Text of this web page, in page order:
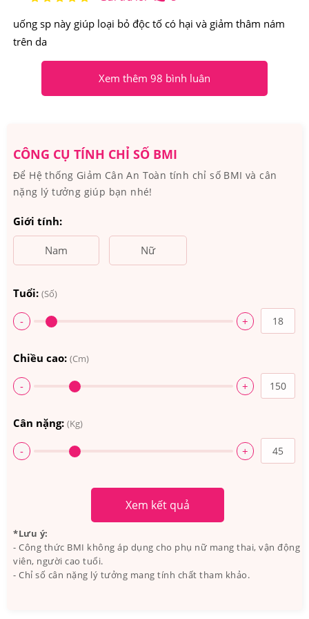
Quy cách: 500 viên nang/hộp
Thành phần chủ yếu của Kirkland Signature Vitamin
chính: Vitamin E 400 IU, ngoài ra còn chứa: dl-Alpha
Tocopheryl Acetate, Gelatin, Glycerin, dầu đậu nành.
chất bảo quản.
Kirkland Signature Vitamin E 400 IU chứa hàm lượng
vitamin cao có tác dụng ưu việt
uống sp này giúp loại bỏ độc tố có hại và giảm thâm nám
trên da
Xem thêm 98 bình luân
CÔNG CỤ TÍNH CHỈ SỐ BMI
Để Hệ thống Giảm Cân An Toàn tính chỉ số BMI và cân
nặng lý tưởng giúp bạn nhé!
Giới tính:
Nam Nữ
Tuổi: (Số)
- +
Chiều cao: (Cm)
- +
Cân nặng: (Kg)
- +
Xem kết quả
*Lưu ý:
- Công thức BMI không áp dụng cho phụ nữ mang thai, vận động
viên, người cao tuổi.
- Chỉ số cân nặng lý tưởng mang tính chất tham khảo.